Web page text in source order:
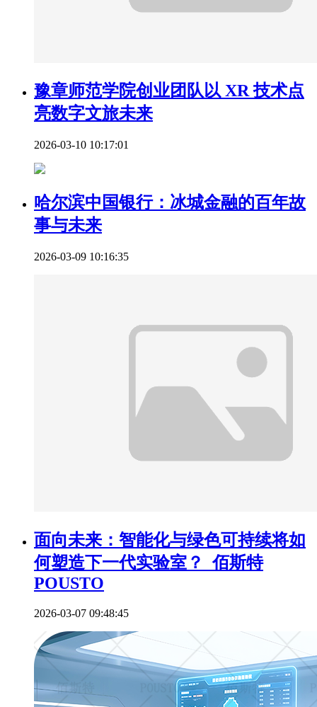
豫章师范学院创业团队以 XR 技术点
亮数字文旅未来
2026-03-10 10:17:01
哈尔滨中国银行：冰城金融的百年故
事与未来
2026-03-09 10:16:35
面向未来：智能化与绿色可持续将如
何塑造下一代实验室？_佰斯特
POUSTO
2026-03-07 09:48:45